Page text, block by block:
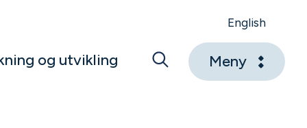
English
og utvikling Meny